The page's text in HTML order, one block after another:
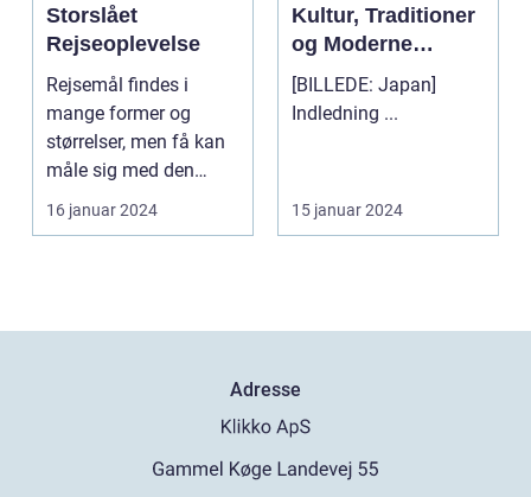
Storslået
Rejseoplevelse
Rejsemål findes i
mange former og
størrelser, men få kan
måle sig med den
naturlige skønhed og
unikk...
16 januar 2024
Kultur, Traditioner
og Moderne
Vidundere
[BILLEDE: Japan]
Indledning ...
15 januar 2024
Adresse